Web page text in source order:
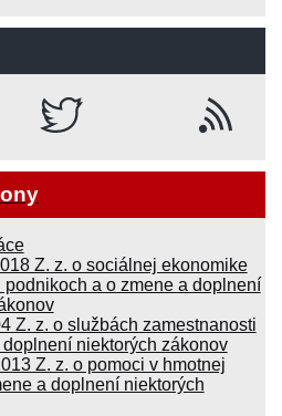
Z. z. o sociálnej ekonomike
a o zmene a doplnení
Z. z. o službách zamestnanosti
niektorých zákonov
Z. z. o pomoci v hmotnej
a doplnení niektorých